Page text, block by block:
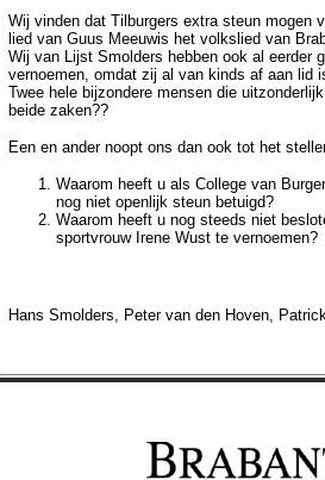
Wij vinden dat Tilburgers extra steun mogen
lied van Guus Meeuwis het volkslied van
Wij van Lijst Smolders hebben ook al eerder
vernoemen, omdat zij al van kinds af aan lid
Twee hele bijzondere mensen die
beide zaken??
Een en ander noopt ons dan ook tot het
Waarom heeft u als College van
nog niet openlijk steun betuigd?
Waarom heeft u nog steeds niet
sportvrouw Irene Wust te vernoemen?
Hans Smolders, Peter van den Hoven,